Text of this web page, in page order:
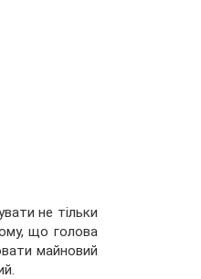
не тільки
що голова
майновий